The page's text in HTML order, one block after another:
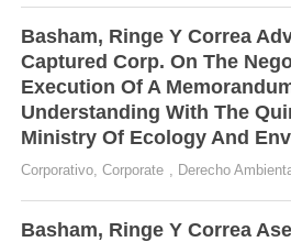
Basham, Ringe Y Correa
Captured Corp. On The
Execution Of A
Understanding With The
Ministry Of Ecology And
Corporativo, Corporate , Derecho
Basham, Ringe Y Correa